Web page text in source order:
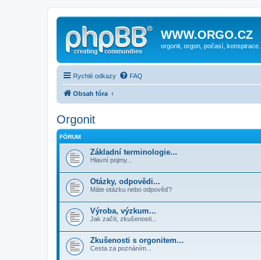
WWW.ORGO.CZ
orgonit, orgon, počasí, konspirace...
Rychlé odkazy FAQ
Obsah fóra
Orgonit
FÓRUM
Základní terminologie...
Hlavní pojmy...
Otázky, odpovědi...
Máte otázku nebo odpověď?
Výroba, výzkum...
Jak začít, zkušenosti...
Zkušenosti s orgonitem...
Cesta za poznáním...